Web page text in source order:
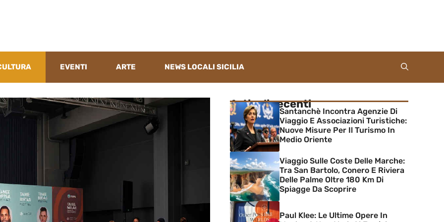
EVENTI ARTE NEWS LOCALI SICILIA
Articoli recenti
Santanchè Incontra Agenzie Di
Viaggio E Associazioni Turistiche:
Nuove Misure Per Il Turismo In
Medio Oriente
Viaggio Sulle Coste Delle Marche:
Tra San Bartolo, Conero E Riviera
Delle Palme Oltre 180 Km Di
Spiagge Da Scoprire
Paul Klee: Le Ultime Opere In